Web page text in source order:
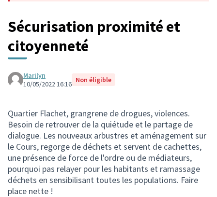
Sécurisation proximité et
citoyenneté
Marilyn
10/05/2022 16:16 Non éligible
Quartier Flachet, grangrene de drogues, violences.
Besoin de retrouver de la quiétude et le partage de
dialogue. Les nouveaux arbustres et aménagement sur
le Cours, regorge de déchets et servent de cachettes,
une présence de force de l'ordre ou de médiateurs,
pourquoi pas relayer pour les habitants et ramassage
déchets en sensibilisant toutes les populations. Faire
place nette !